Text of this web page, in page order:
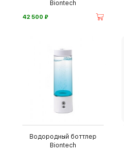
Biontech
42 500 ⃏
Водородный боттлер
Biontech